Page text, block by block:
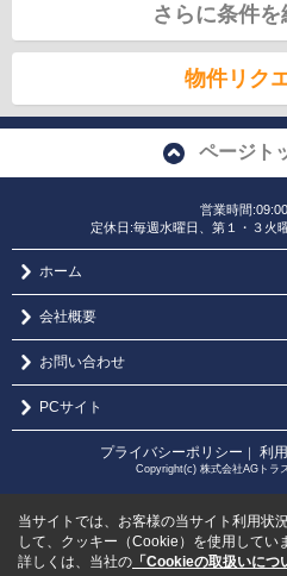
さらに条件
物件リク
ページト
営業時間
定休日:毎週水曜日、第１・３火
ホーム
会社概要
お問い合わせ
PCサイト
プライバシーポリシー ｜ 利
Copyright(c) 株式会社AGトラ
当サイトでは、お客様の当サイト利用状
して、クッキー（Cookie）を使用してい
詳しくは、当社の 「Cookieの取扱いにつ